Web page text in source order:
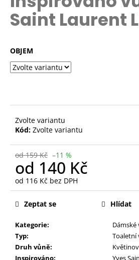
5
hvězdiček.
Saint Laurent
OBJEM
Zvolte variantu
Kód: Zvolte variantu
od 159 Kč –11 %
od 140 Kč
od 116 Kč bez DPH
Měrná
Kategorie:
Dámské
Typ:
Toaletní
Druh vůně:
Inspirováno:
Yves
Zeptat se Hlídat
u
j
m
e
KABPC19WH
JAKOST
228
Kč
Původně:
610
Kč